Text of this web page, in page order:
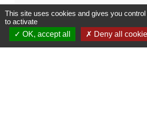
Mise en place du répertoire
Institut national de la statistique et des
(Insee)
This site uses cookies and gives you
to activate
OK, accept all
Deny all